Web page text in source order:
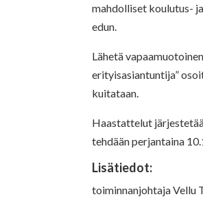
mahdolliset koulutus-
edun.
Lähetä
erityisasiantuntija”
kuitataan.
Haastattelut
tehdään perjantaina
Lisätiedot:
toiminnanjohtaja Vellu